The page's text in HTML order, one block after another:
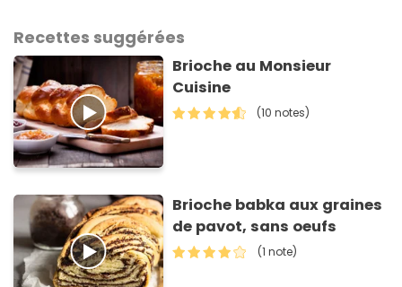
Recettes suggérées
Brioche au Monsieur
Cuisine
(10 notes)
Brioche babka aux graines
de pavot, sans oeufs
(1 note)